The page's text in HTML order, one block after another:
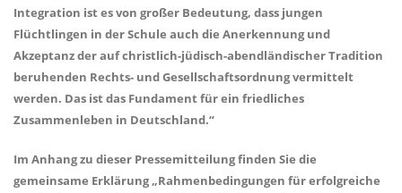
Integration ist es von großer Bedeutung, dass jungen
Flüchtlingen in der Schule auch die Anerkennung und
Akzeptanz der auf christlich-jüdisch-abendländischer Tradition
beruhenden Rechts- und Gesellschaftsordnung vermittelt
werden. Das ist das Fundament für ein friedliches
Zusammenleben in Deutschland.“
Im Anhang zu dieser Pressemitteilung finden Sie die
gemeinsame Erklärung „Rahmenbedingungen für erfolgreiche